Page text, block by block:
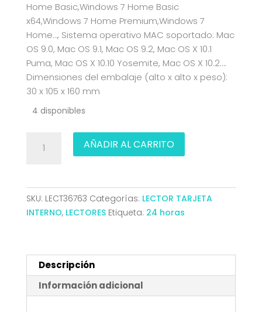
Home Basic,Windows 7 Home Basic
x64,Windows 7 Home Premium,Windows 7
Home…, Sistema operativo MAC soportado: Mac
OS 9.0, Mac OS 9.1, Mac OS 9.2, Mac OS X 10.1
Puma, Mac OS X 10.10 Yosemite, Mac OS X 10.2….
Dimensiones del embalaje (alto x alto x peso):
30 x 105 x 160 mm
4 disponibles
TARJETA
TOOQ
DNIE
TQR-
210B
cantidad
AÑADIR AL CARRITO
SKU: LECT36763 Categorías: LECTOR TARJETA
INTERNO, LECTORES Etiqueta: 24 horas
Descripción
Información adicional